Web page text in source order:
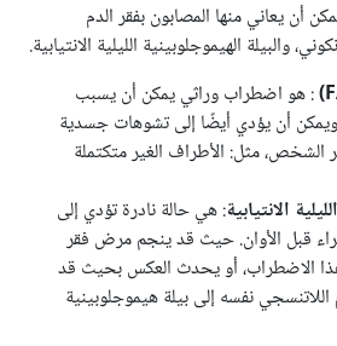
أن يعاني منها المصابون بفقر الدم
والبيلة الهيموجلوبينية الليلية الانتيابية.
: هو اضطراب وراثي يمكن أن يسبب
ويمكن أن يؤدي أيضًا إلى تشوهات جسدية
الشخص، مثل: الأطراف الغير متكتملة
الانتيابية: هي حالة نادرة تؤدي إلى
قبل الأوان. حيث قد ينجم مرض فقر
الاضطراب، أو يحدث العكس بحيث قد
نفسه إلى بيلة هيموجلوبينية